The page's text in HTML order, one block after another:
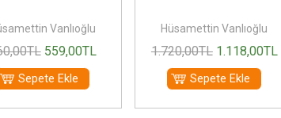
Vanlıoğlu
,00TL 559,00TL
Sepete Ekle
Hüsamettin Vanlıoğlu
1.720,00TL 1.118,00TL
Sepete Ekle